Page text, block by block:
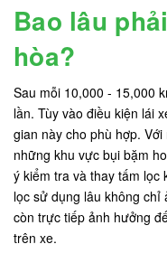
Bao lâu
hòa?
Sau mỗi 10,000 - 15,000
lần. Tùy vào điều kiện lái
gian này cho phù hợp.
những khu vực bụi bặm
ý kiểm tra và thay tấm lọc
lọc sử dụng lâu không
còn trực tiếp ảnh hưởng
trên xe.